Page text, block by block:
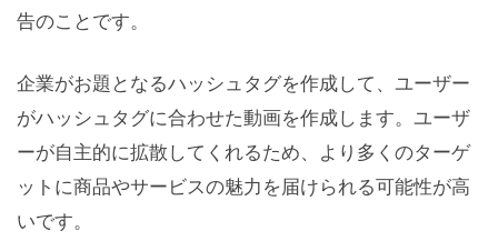
告のことです。
企業がお題となるハッシュタグを作成して、ユーザー
がハッシュタグに合わせた動画を作成します。ユーザ
ーが自主的に拡散してくれるため、より多くのターゲ
ットに商品やサービスの魅力を届けられる可能性が高
いです。